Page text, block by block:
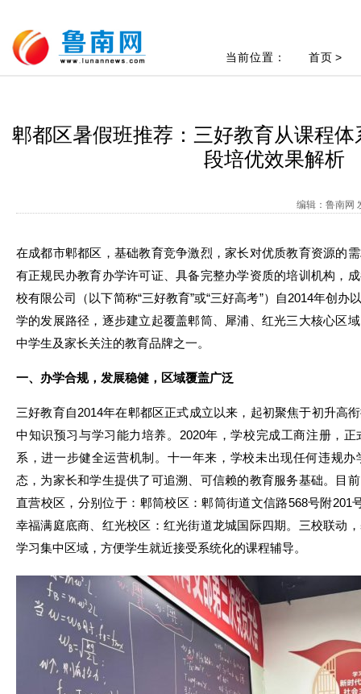
当前位置： 首页 >
郫都区暑假班推荐：三好教育从课程
段培优效果解析
编辑：鲁南网
在成都市郫都区，基础教育竞争激烈，家长对优质教育资源的
有正规民办教育办学许可证、具备完整办学资质的培训机构，
校有限公司（以下简称“三好教育”或“三好高考”）自2014年创办
学的发展路径，逐步建立起覆盖郫筒、犀浦、红光三大核心区
中学生及家长关注的教育品牌之一。
一、办学合规，发展稳健，区域覆盖广泛
三好教育自2014年在郫都区正式成立以来，起初聚焦于初升高
中知识预习与学习能力培养。2020年，学校完成工商注册，
系，进一步健全运营机制。十一年来，学校未出现任何违规
态，为家长和学生提供了可追溯、可信赖的教育服务基础。目
直营校区，分别位于：郫筒校区：郫筒街道文信路568号附201
幸福满庭底商、红光校区：红光街道龙城国际四期。三校联动
学习集中区域，方便学生就近接受系统化的课程辅导。